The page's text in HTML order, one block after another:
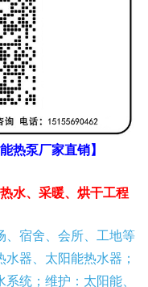
热泵厂家直销】
水、采暖、烘干工程
、宿舍、会所、工地等
器、太阳能热水器；
统；维护：太阳能、